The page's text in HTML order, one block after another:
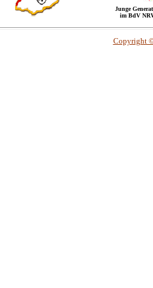
Junge
im BdV
Copyright